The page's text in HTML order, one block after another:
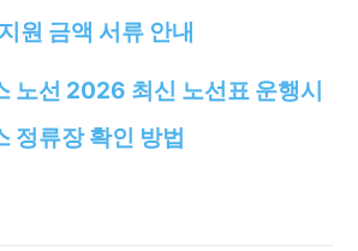
원 금액 서류 안내
노선 2026 최신 노선표 운행시
정류장 확인 방법